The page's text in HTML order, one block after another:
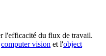
l'efficacité du flux de travail.
computer vision et l'object